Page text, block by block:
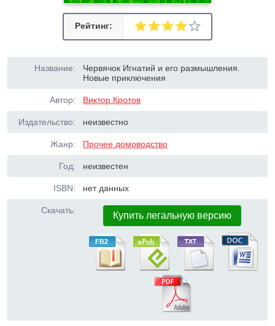
Рейтинг:
Название:
Червячок Игнатий и его размышления.
Новые приключения
Автор: Виктор Кротов
Издательство: неизвестно
Жанр: Прочее домоводство
Год: неизвестен
ISBN: нет данных
Скачать: Купить легальную версию